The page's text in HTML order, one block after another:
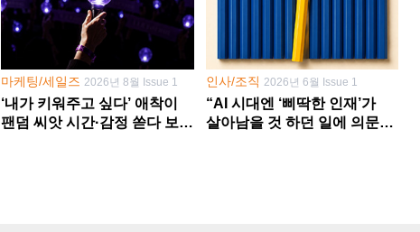
마케팅/세일즈 2026년 8월 Issue 1
‘내가 키워주고 싶다’ 애착이
팬덤 씨앗 시간·감정 쏟다 보면
인사/조직 2026년 6월 Issue 1
“AI 시대엔 ‘삐딱한 인재’가
살아남을 것 하던 일에 의문